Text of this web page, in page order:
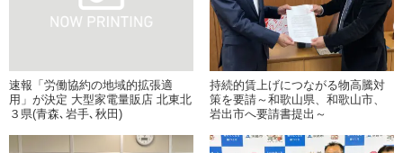
速報「労働協約の地域的拡張適
用」が決定 大型家電量販店 北東北
３県(青森､岩手､秋田)
持続的賃上げにつながる物高騰対
策を要請～和歌山県、和歌山市、
岩出市へ要請書提出～